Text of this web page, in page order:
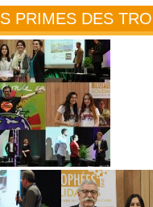
PRIMES DES